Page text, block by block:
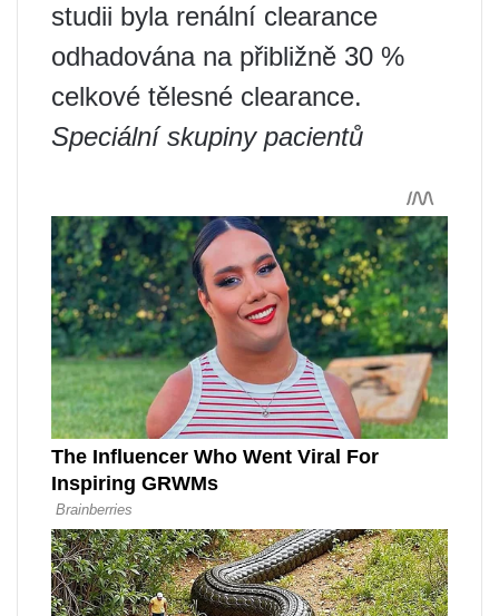
studii byla renální clearance
odhadována na přibližně 30 %
celkové tělesné clearance.
Speciální skupiny pacientů